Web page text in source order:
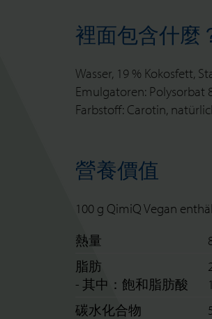
裡面包含什麼
Wasser, 19 % Kokosfett,
Emulgatoren: Polysorbat
Farbstoff: Carotin,
營養價值
100 g QimiQ Vegan
熱量
脂肪
- 其中：飽和脂肪酸
碳水化合物